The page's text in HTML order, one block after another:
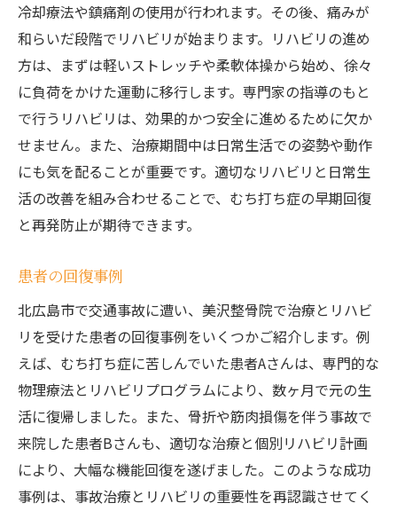
冷却療法や鎮痛剤の使用が行われます。その後、痛みが
和らいだ段階でリハビリが始まります。リハビリの進め
方は、まずは軽いストレッチや柔軟体操から始め、徐々
に負荷をかけた運動に移行します。専門家の指導のもと
で行うリハビリは、効果的かつ安全に進めるために欠か
せません。また、治療期間中は日常生活での姿勢や動作
にも気を配ることが重要です。適切なリハビリと日常生
活の改善を組み合わせることで、むち打ち症の早期回復
と再発防止が期待できます。
患者の回復事例
北広島市で交通事故に遭い、美沢整骨院で治療とリハビ
リを受けた患者の回復事例をいくつかご紹介します。例
えば、むち打ち症に苦しんでいた患者Aさんは、専門的な
物理療法とリハビリプログラムにより、数ヶ月で元の生
活に復帰しました。また、骨折や筋肉損傷を伴う事故で
来院した患者Bさんも、適切な治療と個別リハビリ計画
により、大幅な機能回復を遂げました。このような成功
事例は、事故治療とリハビリの重要性を再認識させてく